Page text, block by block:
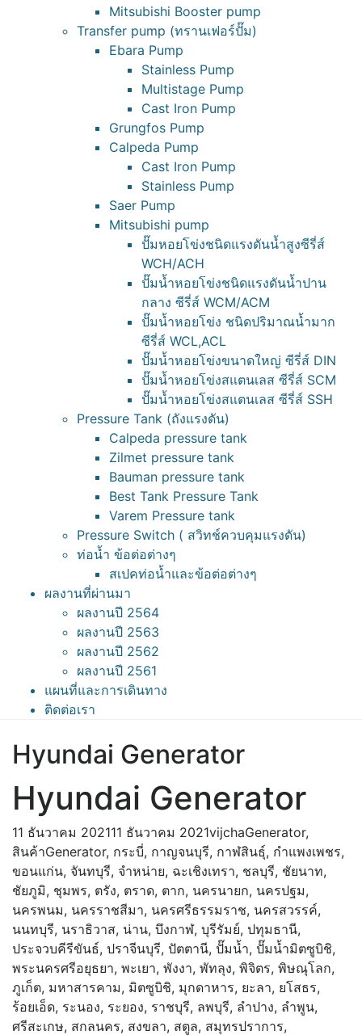
Mitsubishi Booster pump
Transfer pump (ทรานเฟอร์ปั๊ม)
Ebara Pump
Stainless Pump
Multistage Pump
Cast Iron Pump
Grungfos Pump
Calpeda Pump
Cast Iron Pump
Stainless Pump
Saer Pump
Mitsubishi pump
ปั๊มหอยโข่งชนิดแรงดันน้ำสูงซีรี่ส์
WCH/ACH
ปั๊มน้ำหอยโข่งชนิดแรงดันน้ำปาน
กลาง ซีรี่ส์ WCM/ACM
ปั๊มน้ำหอยโข่ง ชนิดปริมาณน้ำมาก
ซีรี่ส์ WCL,ACL
ปั๊มน้ำหอยโข่งขนาดใหญ่ ซีรี่ส์ DIN
ปั๊มน้ำหอยโข่งสแตนเลส ซีรี่ส์ SCM
ปั๊มน้ำหอยโข่งสแตนเลส ซีรี่ส์ SSH
Pressure Tank (ถังแรงดัน)
Calpeda pressure tank
Zilmet pressure tank
Bauman pressure tank
Best Tank Pressure Tank
Varem Pressure tank
Pressure Switch ( สวิทช์ควบคุมแรงดัน)
ท่อน้ำ ข้อต่อต่างๆ
สเปคท่อน้ำและข้อต่อต่างๆ
ผลงานที่ผ่านมา
ผลงานปี 2564
ผลงานปี 2563
ผลงานปี 2562
ผลงานปี 2561
แผนที่และการเดินทาง
ติดต่อเรา
Hyundai Generator
Hyundai Generator
11 ธันวาคม 202111 ธันวาคม 2021vijchaGenerator,
สินค้าGenerator, กระบี่, กาญจนบุรี, กาฬสินธุ์, กำแพงเพชร,
ขอนแก่น, จันทบุรี, จำหน่าย, ฉะเชิงเทรา, ชลบุรี, ชัยนาท,
ชัยภูมิ, ชุมพร, ตรัง, ตราด, ตาก, นครนายก, นครปฐม,
นครพนม, นครราชสีมา, นครศรีธรรมราช, นครสวรรค์,
นนทบุรี, นราธิวาส, น่าน, บึงกาฬ, บุรีรัมย์, ปทุมธานี,
ประจวบคีรีขันธ์, ปราจีนบุรี, ปัตตานี, ปั๊มน้ำ, ปั๊มน้ำมิตซูบิชิ,
พระนครศรีอยุธยา, พะเยา, พังงา, พัทลุง, พิจิตร, พิษณุโลก,
ภูเก็ต, มหาสารคาม, มิตซูบิชิ, มุกดาหาร, ยะลา, ยโสธร,
ร้อยเอ็ด, ระนอง, ระยอง, ราชบุรี, ลพบุรี, ลำปาง, ลำพูน,
ศรีสะเกษ, สกลนคร, สงขลา, สตูล, สมุทรปราการ,